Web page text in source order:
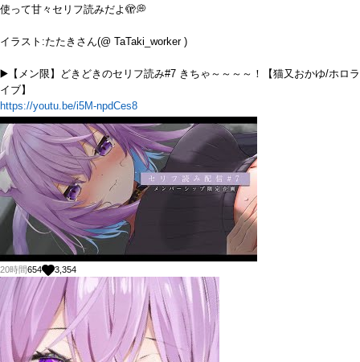
使って甘々セリフ読みだよ🫣💭
イラスト:たたきさん(@ TaTaki_worker )
▶️【メン限】どきどきのセリフ読み#7 きちゃ～～～～！【猫又おかゆ/ホロラ
イブ】
https://youtu.be/i5M-npdCes8
20時間654 3,354